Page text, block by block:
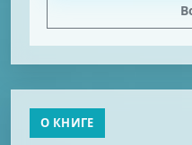
О КНИГЕ